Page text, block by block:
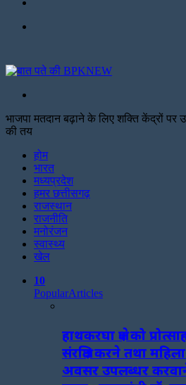
भाजपा मतदान बढ़ाने के लिए शक्ति केंद्रों पर
की तय
होम
भारत
मध्यप्रदेश
हमर छत्तीसगढ़
राजस्थान
राजनीति
मनोरंजन
स्वास्थ्य
खेल
10
PopularArticles
हाथकरघा क्षेत्र को
संरक्षित करने तथा
अवसर उपलब्धर